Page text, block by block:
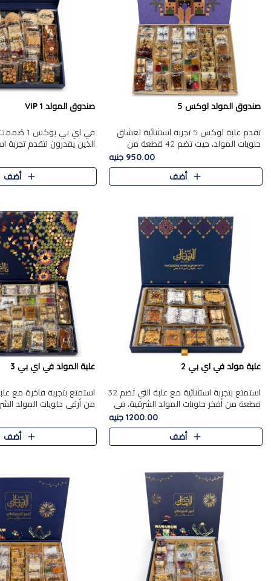
صندوق المولد لوكس 5
تقدم علبة لوكس 5 تجربة استثنائية لعشاق
حلويات المولد، حيث تضم 42 قطعة من
تشكيلة فاخرة تجمع بين أشهر الأصناف
التقليدية وأصناف مميزة مختارة بع..
950.00 جنيه
أضف
صندوق المولد VIP 1
في اي بي
الذين يقدرون لتقدم تجربة
تجمع بين أفخر حلويات
تشكيلة مختارة من الأصناف
أضف
علبة مولد في اي بي 2
استمتع بتجربة استثنائية مع علبة التي تضم 32
قطعة من أفخر حلويات المولد الشرقية، في
تشكيلة تجمع بين الأصالة والاختيارات الفاخرة.
تحتوي العلبة..
1200.00 جنيه
أضف
علبة المولد في اي بي 3
من أرقى حلويات المولد
تجمع بين الأصناف
والاختيارات الغنية بالم..
أضف